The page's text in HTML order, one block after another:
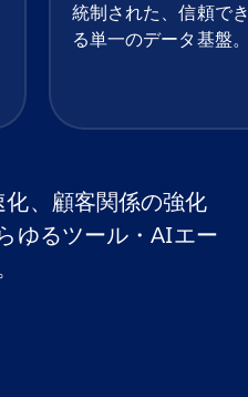
統制された、信頼でき
る単一のデータ基盤。
、顧客関係の強化
ゆるツール・AIエー